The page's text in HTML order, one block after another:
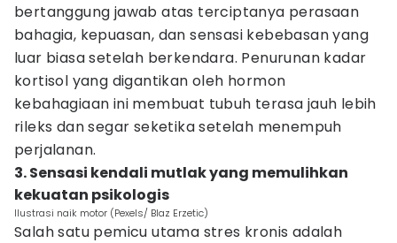
bertanggung jawab atas terciptanya perasaan
bahagia, kepuasan, dan sensasi kebebasan yang
luar biasa setelah berkendara. Penurunan kadar
kortisol yang digantikan oleh hormon
kebahagiaan ini membuat tubuh terasa jauh lebih
rileks dan segar seketika setelah menempuh
perjalanan.
3. Sensasi kendali mutlak yang memulihkan
kekuatan psikologis
Ilustrasi naik motor (Pexels/ Blaz Erzetic)
Salah satu pemicu utama stres kronis adalah